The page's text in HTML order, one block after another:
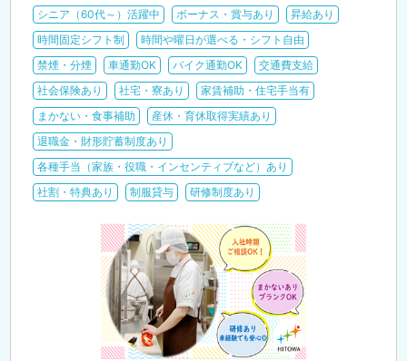
シニア（60代～）活躍中
ボーナス・賞与あり
昇給あり
時間固定シフト制
時間や曜日が選べる・シフト自由
禁煙・分煙
車通勤OK バイク通勤OK
交通費支給
社会保険あり
社宅・寮あり
家賃補助・住宅手当有
まかない・食事補助
産休・育休取得実績あり
退職金・財形貯蓄制度あり
各種手当（家族・役職・インセンティブなど）あり
社割・特典あり
制服貸与 研修制度あり